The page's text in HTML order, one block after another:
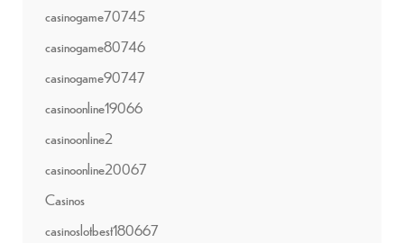
casinogame70745
casinogame80746
casinogame90747
casinoonline19066
casinoonline2
casinoonline20067
Casinos
casinoslotbest180667